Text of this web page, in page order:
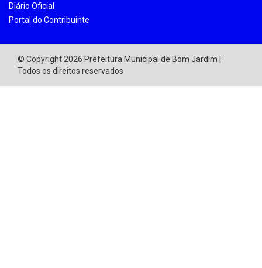
Diário Oficial
Portal do Contribuinte
© Copyright 2026 Prefeitura Municipal de Bom Jardim |
Todos os direitos reservados